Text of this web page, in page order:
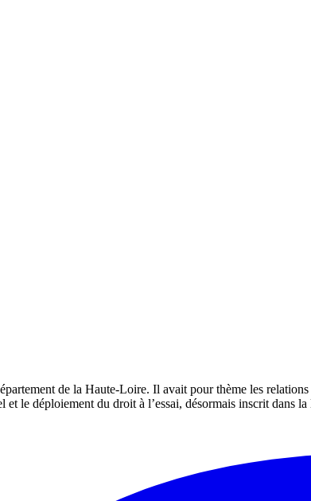
de la Haute-Loire. Il avait pour thème les
le déploiement du droit à l’essai, désormais inscrit dans la